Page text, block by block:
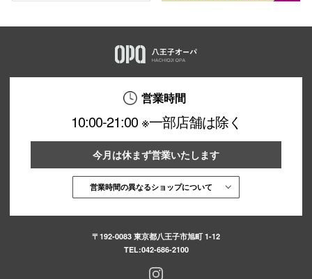
営業時間
10:00-21:00 ※一部店舗は除く
今月は休まず営業いたします
営業時間の異なるショップについて
〒192-0083 東京都八王子市旭町 1-12
TEL:042-686-2100